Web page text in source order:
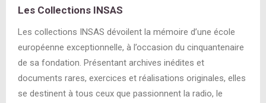
Les Collections INSAS
Les collections INSAS dévoilent la mémoire d’une école
européenne exceptionnelle, à l’occasion du cinquantenaire
de sa fondation. Présentant archives inédites et
documents rares, exercices et réalisations originales, elles
se destinent à tous ceux que passionnent la radio, le